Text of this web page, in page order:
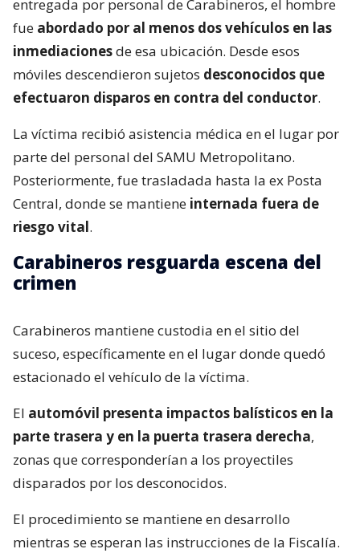
entregada por personal de Carabineros, el hombre
fue abordado por al menos dos vehículos en las
inmediacionesde esa ubicación. Desde esos
móviles descendieron sujetos desconocidos que
efectuaron disparos en contra del conductor.
La víctima recibió asistencia médica en el lugar por
parte del personal del SAMU Metropolitano.
Posteriormente, fue trasladada hasta la ex Posta
Central, donde se mantiene internada fuera de
riesgo vital.
Carabineros resguarda escena del
crimen
Carabineros mantiene custodia en el sitio del
suceso, específicamente en el lugar donde quedó
estacionado el vehículo de la víctima.
El automóvil presenta impactos balísticos en la
parte trasera y en la puerta trasera derecha,
zonas que corresponderían a los proyectiles
disparados por los desconocidos.
El procedimiento se mantiene en desarrollo
mientras se esperan las instrucciones de la Fiscalía.